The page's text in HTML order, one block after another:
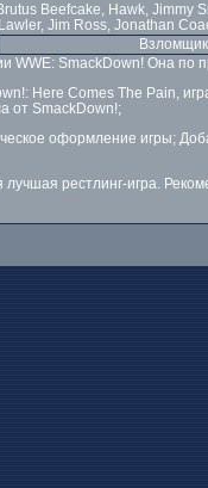
Beefcake, Hawk,
Jim Ross, Jonathan
WWE: SmackDown! Она по
Here Comes The Pain,
от SmackDown!;
оформление игры;
рестлинг-игра.